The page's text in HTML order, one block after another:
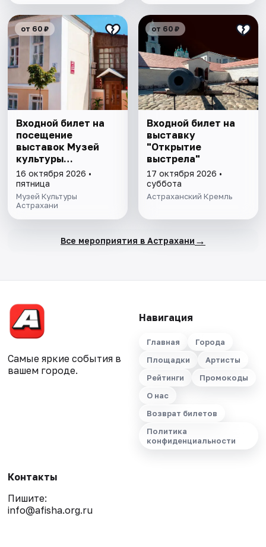
от 60 ₽
Входной билет на
посещение
выставок Музей
культуры
Астрахани
16 октября 2026 •
пятница
Музей Культуры
Астрахани
от 60 ₽
Входной билет на
выставку
"Открытие
выстрела"
17 октября 2026 •
суббота
Астраханский Кремль
Все мероприятия в Астрахани →
Самые яркие события в
вашем городе.
Навигация
Главная
Города
Площадки
Артисты
Рейтинги
Промокоды
О нас
Возврат билетов
Политика
конфиденциальности
Контакты
Пишите:
info@afisha.org.ru